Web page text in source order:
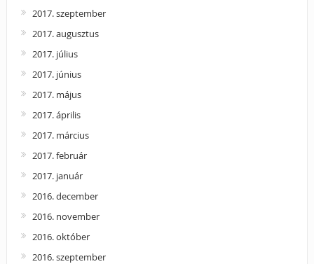
2017. szeptember
2017. augusztus
2017. július
2017. június
2017. május
2017. április
2017. március
2017. február
2017. január
2016. december
2016. november
2016. október
2016. szeptember